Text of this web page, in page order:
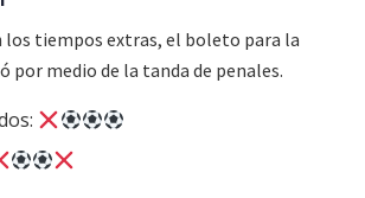
los tiempos extras, el boleto para la
por medio de la tanda de penales.